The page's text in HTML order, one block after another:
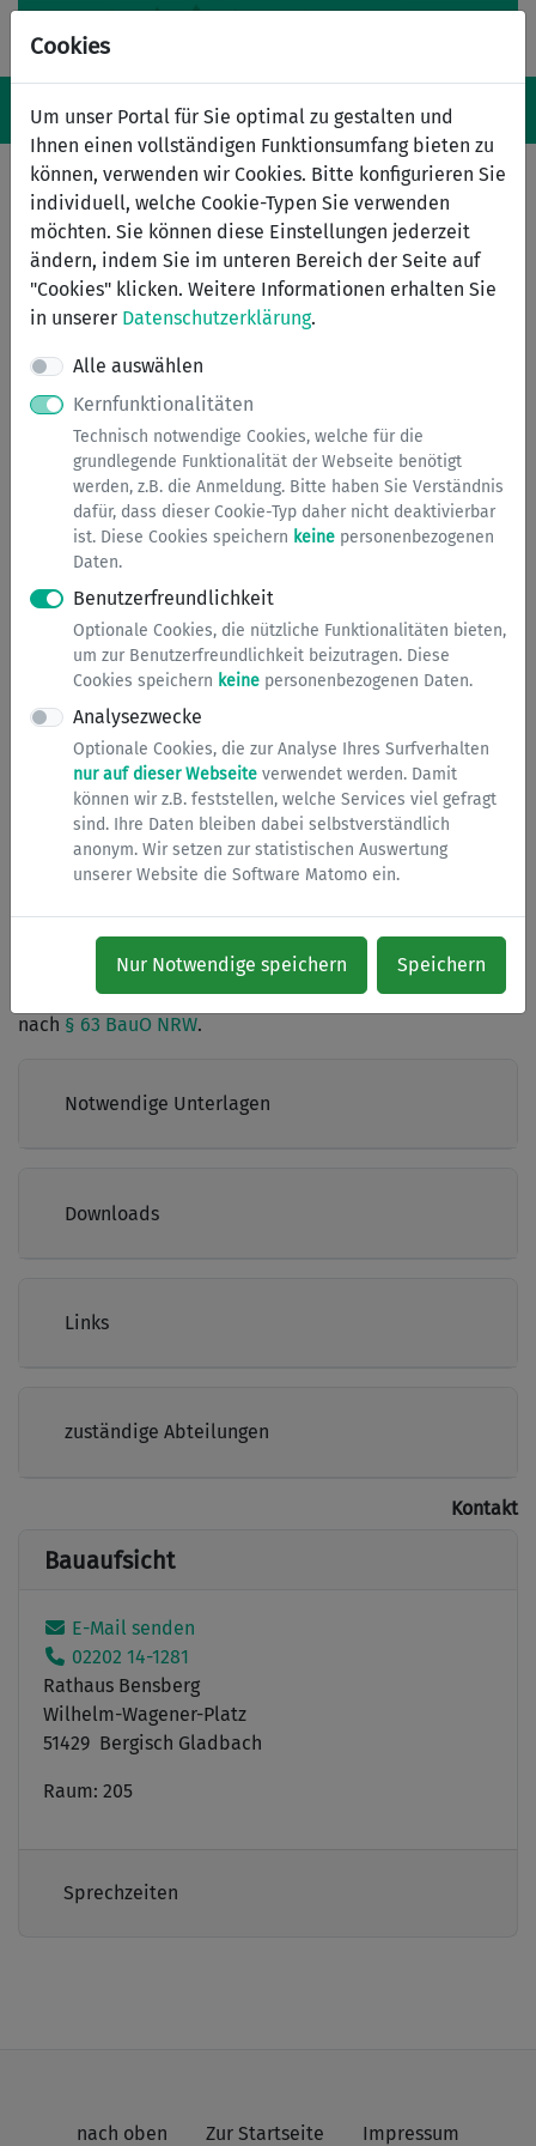
Cookies
Um unser Portal für Sie optimal zu gestalten und
Ihnen einen vollständigen Funktionsumfang bieten zu
können, verwenden wir Cookies. Bitte konfigurieren Sie
individuell, welche Cookie-Typen Sie verwenden
möchten. Sie können diese Einstellungen jederzeit
ändern, indem Sie im unteren Bereich der Seite auf
"Cookies" klicken. Weitere Informationen erhalten Sie
in unserer Datenschutzerklärung.
Alle auswählen
Kernfunktionalitäten
Technisch notwendige Cookies, welche für die
grundlegende Funktionalität der Webseite benötigt
werden, z.B. die Anmeldung. Bitte haben Sie Verständnis
dafür, dass dieser Cookie-Typ daher nicht deaktivierbar
ist. Diese Cookies speichern keine personenbezogenen
Daten.
Benutzerfreundlichkeit
Optionale Cookies, die nützliche Funktionalitäten bieten,
um zur Benutzerfreundlichkeit beizutragen. Diese
Cookies speichern keine personenbezogenen Daten.
Analysezwecke
Optionale Cookies, die zur Analyse Ihres Surfverhalten
nur auf dieser Webseite verwendet werden. Damit
können wir z.B. feststellen, welche Services viel gefragt
sind. Ihre Daten bleiben dabei selbstverständlich
anonym. Wir setzen zur statistischen Auswertung
unserer Website die Software Matomo ein.
Nur Notwendige speichern Speichern
Navigation ein-/ausblenden
Menü
Genehmigungsfreistellung (§
63 BauO NRW)
Für Bauvorhaben, die die Freistellungsvoraussetzungen
durchgeführt werden.
Für die Errichtung oder den Umbau von Wohngebäuden
geringer und mittlerer Höhe einschließlich ihrer
Nebengebäude und Nebenanlagen ist dann keine
Baugenehmigung erforderlich, wenn das Vorhaben
innerhalb des Geltungsbereichs eines rechtskräftigen
Bebauungsplans liegt. Das Bauvorhaben hat allerdings
den Festsetzungen des Bebauungsplans zu entsprechen
und die Erschließung muss gesichert sein.
Dies gilt auch für Nutzungsänderungen von Gebäuden,
deren Errichtung oder Änderung bei geänderter Nutzung
genehmigungsfrei wäre.
Mit dem Vorhaben darf innerhalb eines Monats nach
Eingang der Bauvorlagen bei der Bauaufsicht begonnen
werden, wenn die Bauaufsicht innerhalb dieser Frist
keine schriftliche Erklärung abgibt, dass ein
Nähere Informationen zu diesem Verfahren entnehmen
Sie bitte dem Merkblatt zur Genehmigungsfreistellung
nach § 63 BauO NRW.
Notwendige Unterlagen
Downloads
Links
zuständige Abteilungen
Kontakt
Bauaufsicht
E-Mail senden
02202 14-1281
Rathaus Bensberg
Wilhelm-Wagener-Platz
51429 Bergisch Gladbach
Raum: 205
Sprechzeiten
nach oben Zur Startseite Impressum